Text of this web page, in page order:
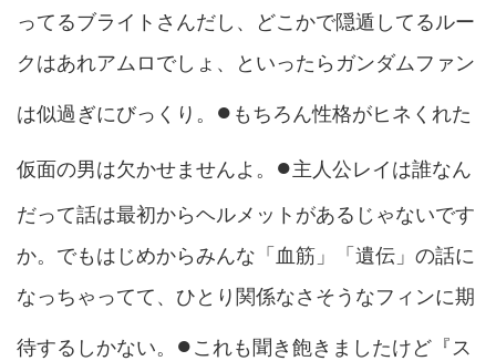
ってるブライトさんだし、どこかで隠遁してるルー
クはあれアムロでしょ、といったらガンダムファン
は似過ぎにびっくり。 ● もちろん性格がヒネくれた
仮面の男は欠かせませんよ。 ●主人公レイは誰なん
だって話は最初からヘルメットがあるじゃないです
か。でもはじめからみんな「血筋」「遺伝」の話に
なっちゃってて、ひとり関係なさそうなフィンに期
待するしかない。 ● これも聞き飽きましたけど『ス